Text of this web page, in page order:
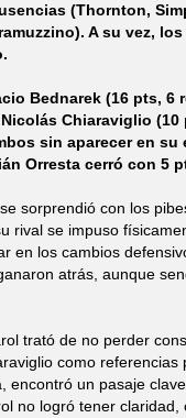
(Thornton,
A su vez,
Bednarek (16 pts, 6
Chiaraviglio
sin aparecer en
Orresta cerró con 5
sorprendió con los
rival se impuso
en los cambios
atrás, aunque
trató de no perder
como
encontró un pasaje
no logró tener